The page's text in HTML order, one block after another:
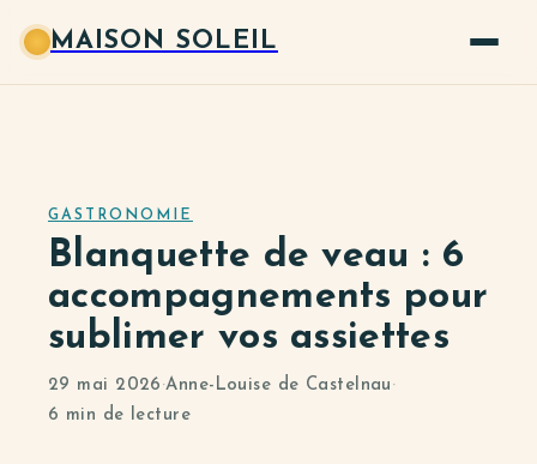
MAISON SOLEIL
GASTRONOMIE
Blanquette de veau : 6
accompagnements pour
sublimer vos assiettes
29 mai 2026 ·Anne-Louise de Castelnau ·
6 min de lecture